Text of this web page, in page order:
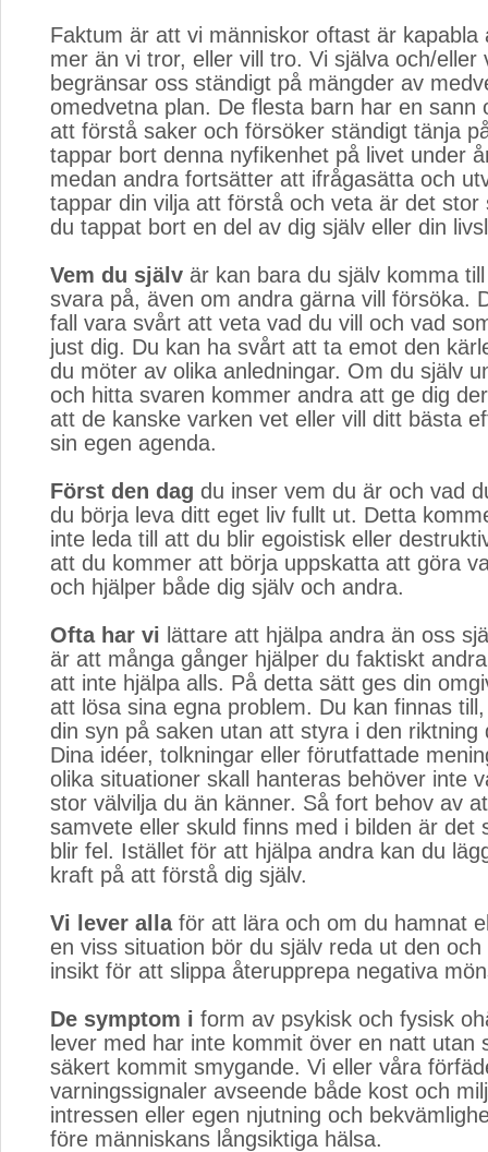
Faktum är att vi människor oftast är kapabla
mer än vi tror, eller vill tro. Vi själva och/eller
begränsar oss ständigt på mängder av
omedvetna plan. De flesta barn har en sann
att förstå saker och försöker ständigt tänja
tappar bort denna nyfikenhet på livet under
medan andra fortsätter att ifrågasätta och
tappar din vilja att förstå och veta är det stor
du tappat bort en del av dig själv eller din
Vem du själv är kan bara du själv komma
svara på, även om andra gärna vill försöka.
fall vara svårt att veta vad du vill och vad
just dig. Du kan ha svårt att ta emot den
du möter av olika anledningar. Om du själv
och hitta svaren kommer andra att ge dig
att de kanske varken vet eller vill ditt bästa
sin egen agenda.
Först den dag du inser vem du är och vad
du börja leva ditt eget liv fullt ut. Detta
inte leda till att du blir egoistisk eller
att du kommer att börja uppskatta att göra
och hjälper både dig själv och andra.
Ofta har vi lättare att hjälpa andra än oss
är att många gånger hjälper du faktiskt
att inte hjälpa alls. På detta sätt ges din
att lösa sina egna problem. Du kan finnas
din syn på saken utan att styra i den riktning
Dina idéer, tolkningar eller förutfattade
olika situationer skall hanteras behöver inte
stor välvilja du än känner. Så fort behov av
samvete eller skuld finns med i bilden är det
blir fel. Istället för att hjälpa andra kan du
kraft på att förstå dig själv.
Vi lever allaför att lära och om du hamnat
en viss situation bör du själv reda ut den och
insikt för att slippa återupprepa negativa
De symptom i form av psykisk och fysisk
lever med har inte kommit över en natt utan
säkert kommit smygande. Vi eller våra
varningssignaler avseende både kost och
intressen eller egen njutning och
före människans långsiktiga hälsa.